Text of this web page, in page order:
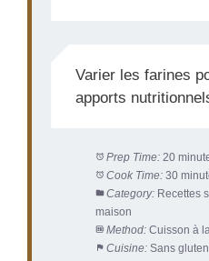
Varier les farines
apports
Prep Time: 20
Cook Time: 30
Category: Recettes
maison
Method: Cuisson à
Cuisine: Sans gluten